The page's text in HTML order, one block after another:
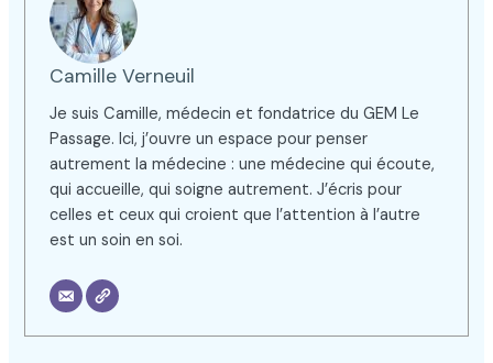
Camille Verneuil
Je suis Camille, médecin et fondatrice du GEM Le
Passage. Ici, j’ouvre un espace pour penser
autrement la médecine : une médecine qui écoute,
qui accueille, qui soigne autrement. J’écris pour
celles et ceux qui croient que l’attention à l’autre
est un soin en soi.